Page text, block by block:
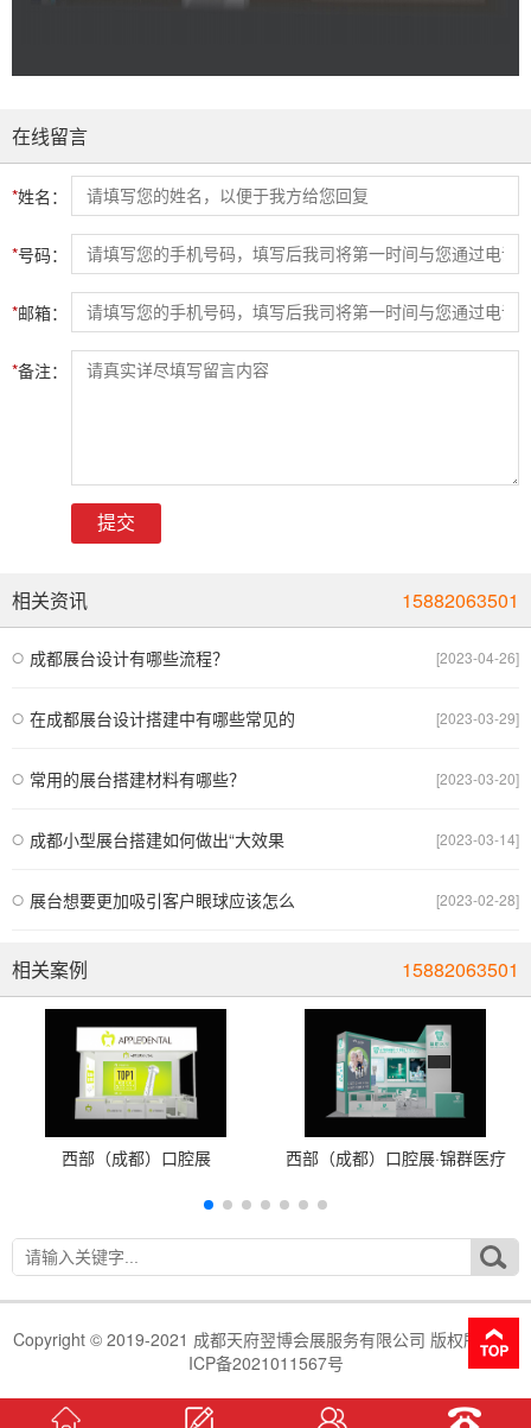
在线留言
*姓名：
*号码：
*邮箱：
*备注：
提交
15882063501
相关资讯
[2023-04-26]
成都展台设计有哪些流程？
[2023-03-29]
在成都展台设计搭建中有哪些常见的
[2023-03-20]
常用的展台搭建材料有哪些？
[2023-03-14]
成都小型展台搭建如何做出“大效果
[2023-02-28]
展台想要更加吸引客户眼球应该怎么
15882063501
相关案例
西部（成都）口腔展 西部（成都）口腔展·锦群医疗
Copyright © 2019-2021 成都天府翌博会展服务有限公司 版权所有 蜀
ICP备2021011567号